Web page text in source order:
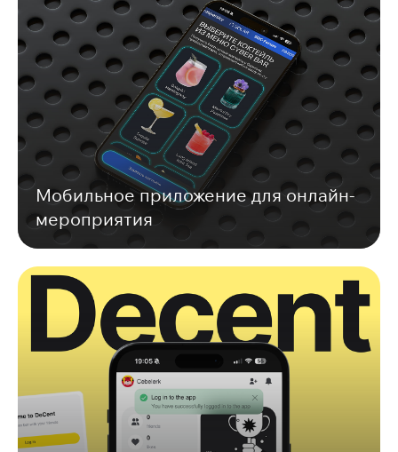
Мобильное приложение для онлайн-
мероприятия